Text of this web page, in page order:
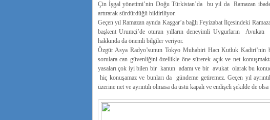
Çin İşgal yönetimi’nin Doğu Türkistan’da bu yıl da Ramazan
artırarak sürdürdüğü bildiriliyor.
Geçen yıl Ramazan aynda Kaşgar’a bağlı Feyizabat İlçesindeki
başkent Urumçi’de oturan yılların deneyimli Uygurların Avukatı
hakkında da önemli bilgiler veriyor.
Özgür Asya Radyo’sunun Tokyo Muhabiri Hacı Kutluk Kadiri’nin
sorulara can güvenliğini özellikle öne sürerek açık ve net
yasaları çok iyi bilen bir kanun adamı ve bir avukat olarak bu
hiç konuşamaz ve bunları da gündeme getiremez. Geçen yıl
üzerine net ve ayrıntılı olmasa da üstü kapalı ve endişeli şekilde de